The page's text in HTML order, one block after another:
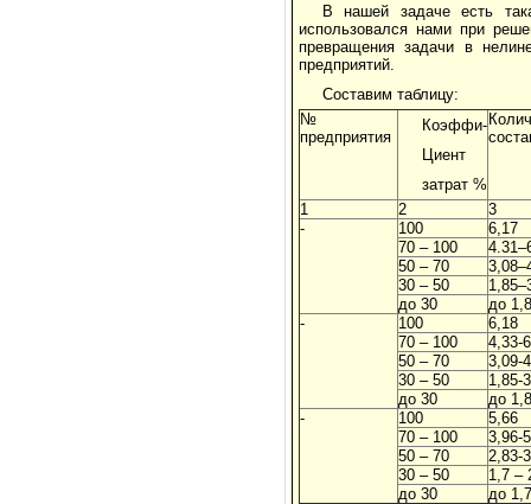
В нашей задаче есть
использовался нами при
превращения задачи в
предприятий.
Составим таблицу:
№
предприятия
Коэффи-
Циент
затрат %
1 2
3
-
100
6,17
70 – 100
50 – 70
30 – 50
до 30
до
-
100
6,18
70 – 100
4,33-
50 – 70
3,09-
30 – 50
1,85-
до 30
до
-
100
5,66
70 – 100
3,96-
50 – 70
2,83-
30 – 50
1,7 –
до 30
до 1,7